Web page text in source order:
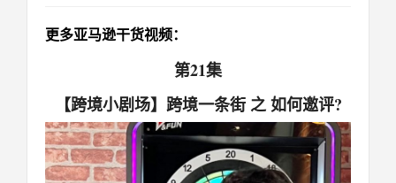
更多亚马逊干货视频：
第21集
【跨境小剧场】跨境一条街 之 如何邀评?